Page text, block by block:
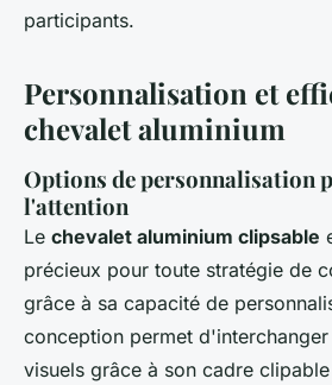
participants.
Personnalisation et
chevalet aluminium
Options de personnalisation
l'attention
Le chevalet aluminium clipsable
précieux pour toute stratégie de
grâce à sa capacité de
conception permet
visuels grâce à son cadre